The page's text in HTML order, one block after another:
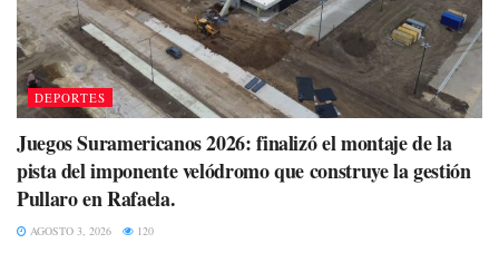
DEPORTES
Juegos Suramericanos 2026: finalizó el montaje de la
pista del imponente velódromo que construye la gestión
Pullaro en Rafaela.
AGOSTO 3, 2026 120